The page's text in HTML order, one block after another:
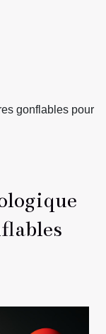
gonflables pour